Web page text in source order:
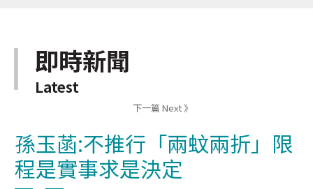
即時新聞
Latest
下一篇 Next 》
孫玉菡:不推行「兩蚊兩折」限
程是實事求是決定